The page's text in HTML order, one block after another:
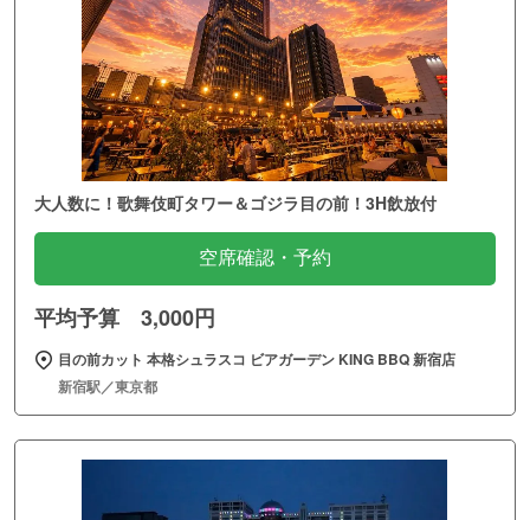
大人数に！歌舞伎町タワー＆ゴジラ目の前！3H飲放付
空席確認・予約
平均予算 3,000円
目の前カット 本格シュラスコ ビアガーデン KING BBQ 新宿店
新宿駅／東京都